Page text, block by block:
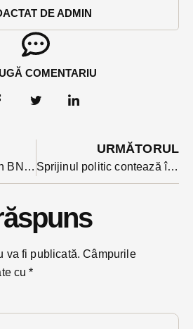
DE ADMIN
COMENTARIU
O singură comună din BN n-a încăput la masa cu bucate a PNDL-ului. Ambele proiecte i-au fost respinse
URMĂTORUL
Sprijinul politic contează în alocarea banilor prin PNDL-o recunoaște primarul Bistriței, Ovidiu Crețu
va fi publicată. Câmpurile
cu*